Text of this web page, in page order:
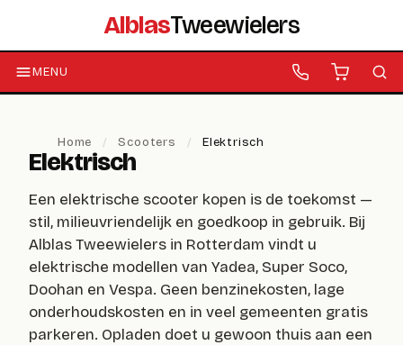
AlblasTweewielers
MENU
Home / Scooters / Elektrisch
Elektrisch
Een elektrische scooter kopen is de toekomst —
stil, milieuvriendelijk en goedkoop in gebruik. Bij
Alblas Tweewielers in Rotterdam vindt u
elektrische modellen van Yadea, Super Soco,
Doohan en Vespa. Geen benzinekosten, lage
onderhoudskosten en in veel gemeenten gratis
parkeren. Opladen doet u gewoon thuis aan een